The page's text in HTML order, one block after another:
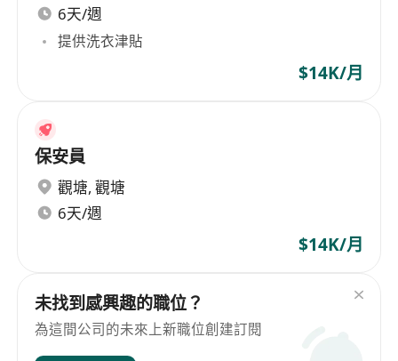
6天/週
提供洗衣津貼
$14K/月
保安員
觀塘, 觀塘
6天/週
$14K/月
未找到感興趣的職位？
為這間公司的未來上新職位創建訂閱